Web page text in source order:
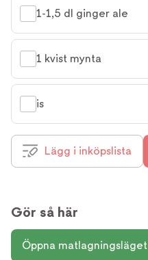
1-1,5 dl ginger ale
1 kvist mynta
is
Lägg i inköpslista
Gör så här
Öppna matlagningsläget